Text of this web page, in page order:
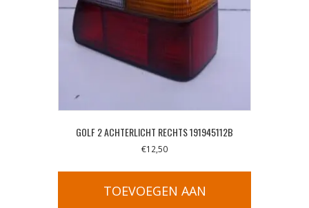
GOLF 2 ACHTERLICHT RECHTS 191945112B
€12,50
TOEVOEGEN AAN